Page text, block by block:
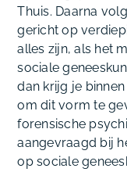
Thuis. Daarna
gericht op
alles zijn, als het
sociale
dan krijg je
om dit vorm te
forensische
aangevraagd bij
op sociale